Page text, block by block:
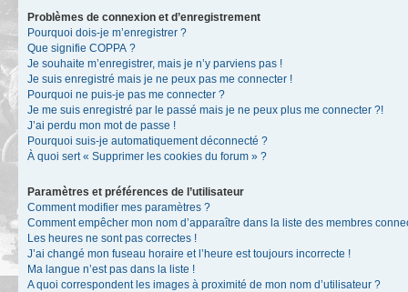
Problèmes de connexion et d’enregistrement
Pourquoi dois-je m’enregistrer ?
Que signifie COPPA ?
Je souhaite m’enregistrer, mais je n’y parviens pas !
Je suis enregistré mais je ne peux pas me connecter !
Pourquoi ne puis-je pas me connecter ?
Je me suis enregistré par le passé mais je ne peux plus me connecter ?!
J’ai perdu mon mot de passe !
Pourquoi suis-je automatiquement déconnecté ?
À quoi sert « Supprimer les cookies du forum » ?
Paramètres et préférences de l’utilisateur
Comment modifier mes paramètres ?
Comment empêcher mon nom d’apparaître dans la liste des membres
Les heures ne sont pas correctes !
J’ai changé mon fuseau horaire et l’heure est toujours incorrecte !
Ma langue n’est pas dans la liste !
A quoi correspondent les images à proximité de mon nom d’utilisateur ?